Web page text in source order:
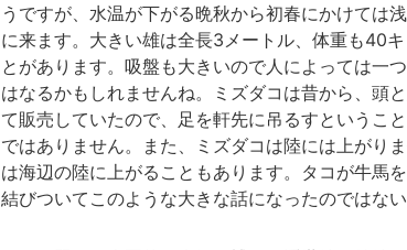
うですが、水温が下がる晩秋から初春にかけては
に来ます。大きい雄は全長3メートル、体重も40
とがあります。吸盤も大きいので人によっては一
はなるかもしれませんね。ミズダコは昔から、頭
て販売していたので、足を軒先に吊るすというこ
ではありません。また、ミズダコは陸には上がり
は海辺の陸に上がることもあります。タコが牛馬
結びついてこのような大きな話になったのではない